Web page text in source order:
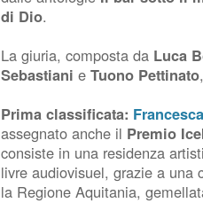
di Dio.
La giuria, composta da Luca
Sebastiani e Tuono Pettinato
Prima classificata:
assegnato anche il Premio
consiste in una residenza
livre audiovisuel, grazie a una
la Regione Aquitania,